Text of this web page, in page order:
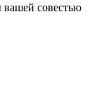
совестью